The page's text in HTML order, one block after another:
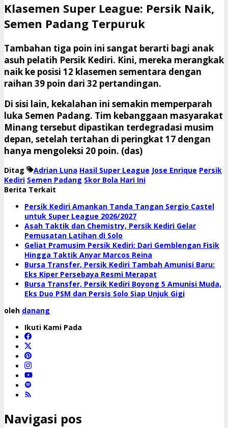
Klasemen Super League: Persik Naik,
Semen Padang Terpuruk
​Tambahan tiga poin ini sangat berarti bagi anak
asuh pelatih Persik Kediri. Kini, mereka merangkak
naik ke posisi 12 klasemen sementara dengan
raihan 39 poin dari 32 pertandingan.
​Di sisi lain, kekalahan ini semakin memperparah
luka Semen Padang. Tim kebanggaan masyarakat
Minang tersebut dipastikan terdegradasi musim
depan, setelah tertahan di peringkat 17 dengan
hanya mengoleksi 20 poin. (das)
Ditag Adrian Luna Hasil Super League Jose Enrique Persik
Kediri Semen Padang Skor Bola Hari Ini
Berita Terkait
Persik Kediri Amankan Tanda Tangan Sergio Castel
untuk Super League 2026/2027
Asah Taktik dan Chemistry, Persik Kediri Gelar
Pemusatan Latihan di Solo
Geliat Pramusim Persik Kediri: Dari Gemblengan Fisik
Hingga Taktik Anyar Marcos Reina
Bursa Transfer, Persik Kediri Tambah Amunisi Baru:
Eks Kiper Persebaya Resmi Merapat
Bursa Transfer, Persik Kediri Boyong 5 Amunisi Muda,
Eks Duo PSM dan Persis Solo Siap Unjuk Gigi
oleh danang
Ikuti Kami Pada
Navigasi pos